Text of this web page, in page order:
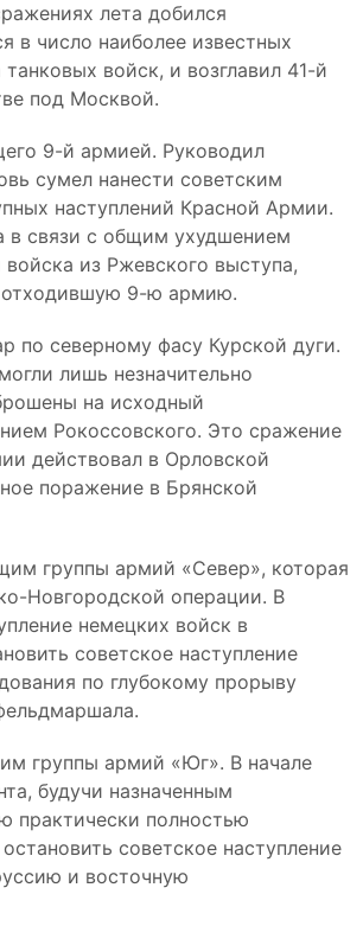
лета добился
в число наиболее известных
войск, и возглавил 41-й
под Москвой.
9-й армией. Руководил
сумел нанести советским
наступлений Красной Армии.
в связи с общим ухудшением
из Ржевского выступа,
отходившую 9-ю армию.
по северному фасу Курской дуги.
лишь незначительно
на исходный
Рокоссовского. Это сражение
действовал в Орловской
поражение в Брянской
группы армий «Север», которая
Новгородской операции. В
немецких войск в
советское наступление
по глубокому прорыву
группы армий «Юг». В начале
будучи назначенным
практически полностью
советское наступление
и восточную